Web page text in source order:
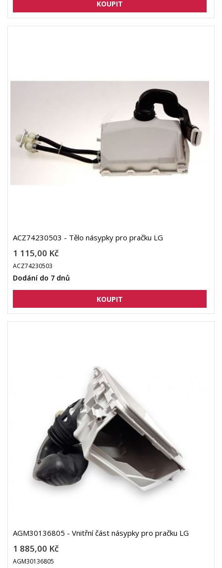
ACZ74230503 - Tělo násypky pro pračku LG
1 115,00 Kč
ACZ74230503
Dodání do 7 dnů
AGM30136805 - Vnitřní část násypky pro pračku LG
1 885,00 Kč
AGM30136805